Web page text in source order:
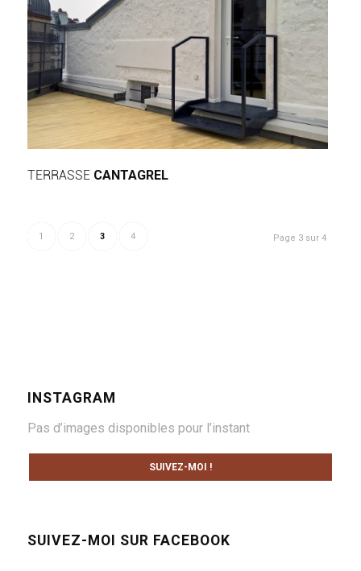
TERRASSE CANTAGREL
Page 3 sur 4
1 2 3 4
INSTAGRAM
Pas d’images disponibles pour l’instant
SUIVEZ-MOI !
SUIVEZ-MOI SUR FACEBOOK